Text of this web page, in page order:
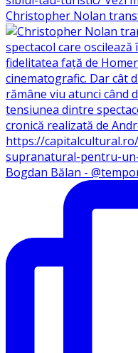
Christopher Nolan
Bogdan Bălan -